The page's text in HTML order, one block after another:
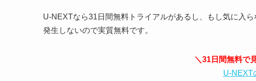
U-NEXTなら31日間無料トライアルがあるし、もし気に入
発生しないので実質無料です。
＼31日間無料で
U-NEXT